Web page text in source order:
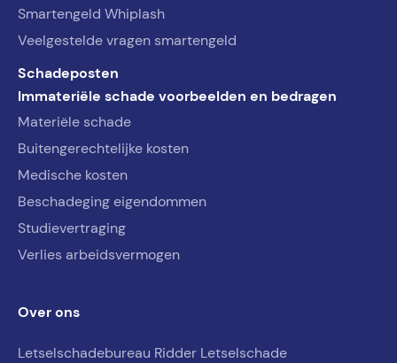
Smartengeld Whiplash
Veelgestelde vragen smartengeld
Schadeposten
Immateriële schade voorbeelden en bedragen
Materiële schade
Buitengerechtelijke kosten
Medische kosten
Beschadeging eigendommen
Studievertraging
Verlies arbeidsvermogen
Over ons
Letselschadebureau Ridder Letselschade